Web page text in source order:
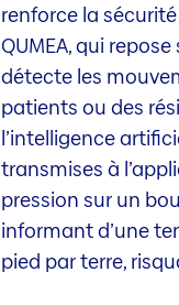
renforce la
QUMEA, qui
détecte les
patients ou des
l’intelligence
transmises à
pression sur un
informant d’une
pied par terre,